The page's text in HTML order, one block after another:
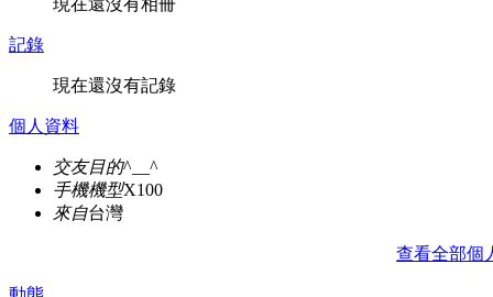
記錄
現在還沒有記錄
個人資料
交友目的^__^
手機機型X100
來自台灣
查看全部個